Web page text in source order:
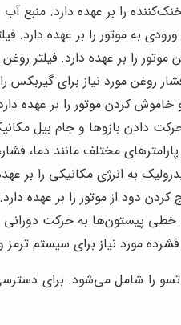
را بر عهده دارد. منبع
به موتور را بر عهده دارد.
را بر عهده دارد. فیلتر
روغن مورد نیاز برای گیربکس
کردن موتور را بر عهده
دادن بازوها و جام بیل
پارامترهای مختلف مانند دما،
به انرژی مکانیکی را بر
کردن دود از موتور را بر عهده
پیستون‌ها به حرکت دورانی
مورد نیاز برای سیستم
را شامل می‌شود. برای